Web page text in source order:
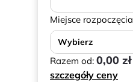
Miejsce rozpoczęcia
Wybierz
Razem od: 0,00 zł
szczegóły ceny